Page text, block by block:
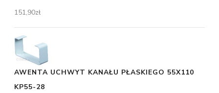
151,90zł
AWENTA UCHWYT KANAŁU PŁASKIEGO 55X110
KP55-28